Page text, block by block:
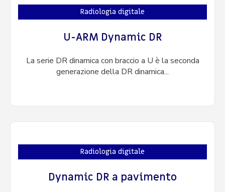
Radiologia digitale
U-ARM Dynamic DR
La serie DR dinamica con braccio a U è la seconda
generazione della DR dinamica...
Radiologia digitale
Dynamic DR a pavimento